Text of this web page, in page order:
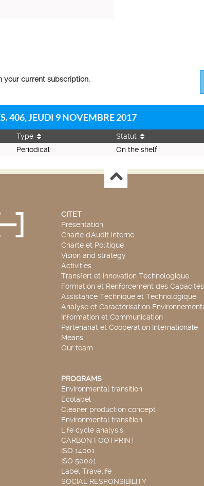
your current subscription.
406, JEUDI 9 NOVEMBRE 2017
Type
Statut
Periodical On the shelf
CITET
Présentation
Charte d'Audit interne
Charte et Politique
Vision and strategy
Activities
Transfert et Innovation Technologique
Formation et Renforcement des Capacités
Assistance Technique et Technologique
Analyse et Caractérisation
Information et Communication
Partenariat et Coopération Internationale
Means
Our team
PROGRAMS
Environmental transition
Ecolabel
Cleaner production concept
Environmental transition
Life cycle analysis
CARBON FOOTPRINT
ISO 14001
ISO 50001
Label Travelife
SOCIAL RESPONSIBILITY